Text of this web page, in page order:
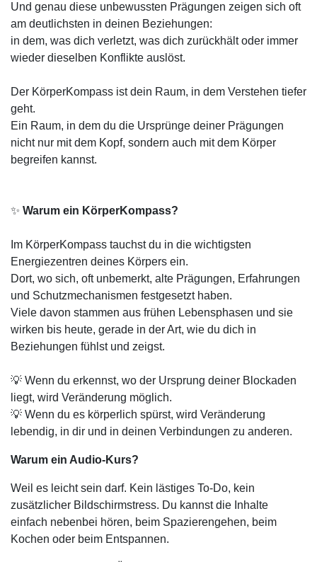
Und genau diese unbewussten Prägungen zeigen sich oft
am deutlichsten in deinen Beziehungen:
in dem, was dich verletzt, was dich zurückhält oder immer
wieder dieselben Konflikte auslöst.
Der KörperKompass ist dein Raum, in dem Verstehen tiefer
geht.
Ein Raum, in dem du die Ursprünge deiner Prägungen
nicht nur mit dem Kopf, sondern auch mit dem Körper
begreifen kannst.
✨ Warum ein KörperKompass?
Im KörperKompass tauchst du in die wichtigsten
Energiezentren deines Körpers ein.
Dort, wo sich, oft unbemerkt, alte Prägungen, Erfahrungen
und Schutzmechanismen festgesetzt haben.
Viele davon stammen aus frühen Lebensphasen und sie
wirken bis heute, gerade in der Art, wie du dich in
Beziehungen fühlst und zeigst.
💡 Wenn du erkennst, wo der Ursprung deiner Blockaden
liegt, wird Veränderung möglich.
💡 Wenn du es körperlich spürst, wird Veränderung
lebendig, in dir und in deinen Verbindungen zu anderen.
Warum ein Audio-Kurs?
Weil es leicht sein darf. Kein lästiges To-Do, kein
zusätzlicher Bildschirmstress. Du kannst die Inhalte
einfach nebenbei hören, beim Spazierengehen, beim
Kochen oder beim Entspannen.